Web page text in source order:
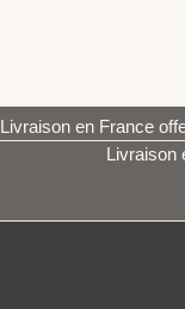
Livraison en France
Livraison